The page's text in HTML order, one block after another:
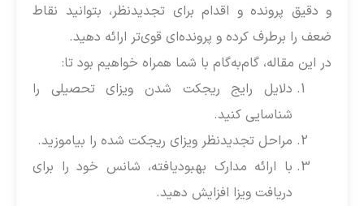
و دقیق پرونده و اقدام برای تجدیدنظر، بتوانید نقاط
ضعف را برطرف کرده و پرونده‌ای قوی‌تر ارائه دهید.
در این مقاله، گام‌به‌گام با شما همراه خواهیم بود تا:
دلایل رایج ریجکت شدن ویزای تحصیلی را
شناسایی کنید.
مراحل تجدیدنظر ویزای ریجکت شده را بیاموزید.
با ارائه مدارک بهبودیافته، شانس خود را برای
دریافت ویزا افزایش دهید.